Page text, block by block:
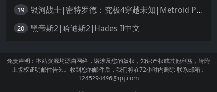
19 银河战士|密特罗德：究极4穿越未知|Metroid Prime 4: Beyond中文
20 黑帝斯2|哈迪斯2|Hades II中文
免责声明：本站资源均源自网络，诺涉及您的版权，知识产权或其他利益，请附
上版权证明邮件告知。收到您的邮件后，我们将在72小时内删除 联系邮箱：
1245294496@qq.com